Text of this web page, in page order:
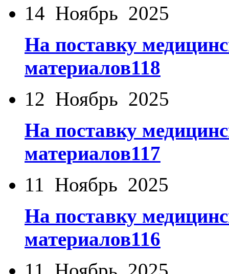
14 Ноябрь 2025
На поставку
материалов118
12 Ноябрь 2025
На поставку
материалов117
11 Ноябрь 2025
На поставку
материалов116